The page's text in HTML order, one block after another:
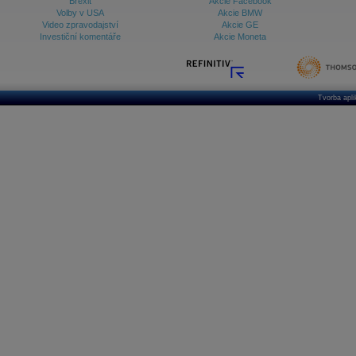
Volby v USA
Video zpravodajství
Investiční komentáře
Akcie BMW
Akcie GE
Akcie Moneta
Tvorba